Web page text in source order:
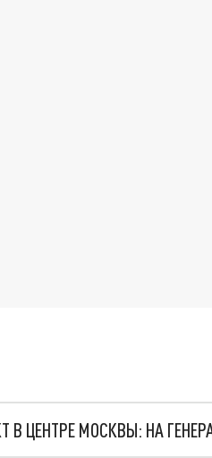
В ЦЕНТРЕ МОСКВЫ: НА